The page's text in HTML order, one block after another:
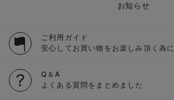
お知らせ
ご利用ガイド
安心してお買い物をお楽しみ頂く為に
Q＆A
よくある質問をまとめました